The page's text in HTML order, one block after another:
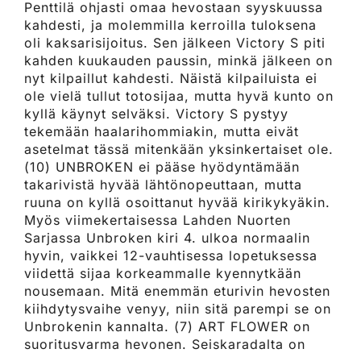
Penttilä ohjasti omaa hevostaan syyskuussa
kahdesti, ja molemmilla kerroilla tuloksena
oli kaksarisijoitus. Sen jälkeen Victory S piti
kahden kuukauden paussin, minkä jälkeen on
nyt kilpaillut kahdesti. Näistä kilpailuista ei
ole vielä tullut totosijaa, mutta hyvä kunto on
kyllä käynyt selväksi. Victory S pystyy
tekemään haalarihommiakin, mutta eivät
asetelmat tässä mitenkään yksinkertaiset ole.
(10) UNBROKEN ei pääse hyödyntämään
takarivistä hyvää lähtönopeuttaan, mutta
ruuna on kyllä osoittanut hyvää kirikykyäkin.
Myös viimekertaisessa Lahden Nuorten
Sarjassa Unbroken kiri 4. ulkoa normaalin
hyvin, vaikkei 12-vauhtisessa lopetuksessa
viidettä sijaa korkeammalle kyennytkään
nousemaan. Mitä enemmän eturivin hevosten
kiihdytysvaihe venyy, niin sitä parempi se on
Unbrokenin kannalta. (7) ART FLOWER on
suoritusvarma hevonen. Seiskaradalta on